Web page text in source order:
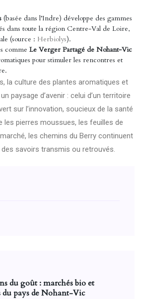
(basée dans l’Indre) développe des gammes
dans toute la région Centre-Val de Loire,
(source : Herbiolys).
comme Le Verger Partagé de Nohant-Vic
pour stimuler les rencontres et
la culture des plantes aromatiques et
paysage d’avenir : celui d’un territoire
sur l’innovation, soucieux de la santé
les pierres moussues, les feuilles de
les chemins du Berry continuent
savoirs transmis ou retrouvés.
du goût : marchés bio et
du pays de Nohant-Vic